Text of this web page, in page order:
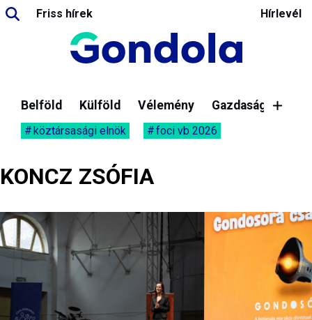
Friss hírek Hírlevél
Belföld Külföld Vélemény Gazdaság
köztársasági elnök foci vb 2026
KONCZ ZSÓFIA